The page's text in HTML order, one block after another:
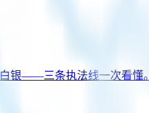
白银——三条执法线一次看懂